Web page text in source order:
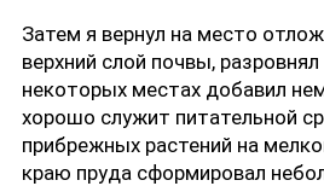
Затем я вернул на место
верхний слой почвы,
некоторых местах добавил
хорошо служит питательной
прибрежных растений на
краю пруда сформировал